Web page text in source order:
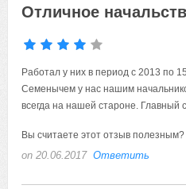
Отличное
Работал у них в период с 2013 по
Семенычем у нас нашим
всегда на нашей староне. Главный
Вы считаете этот отзыв полезным?
on 20.06.2017 Ответить